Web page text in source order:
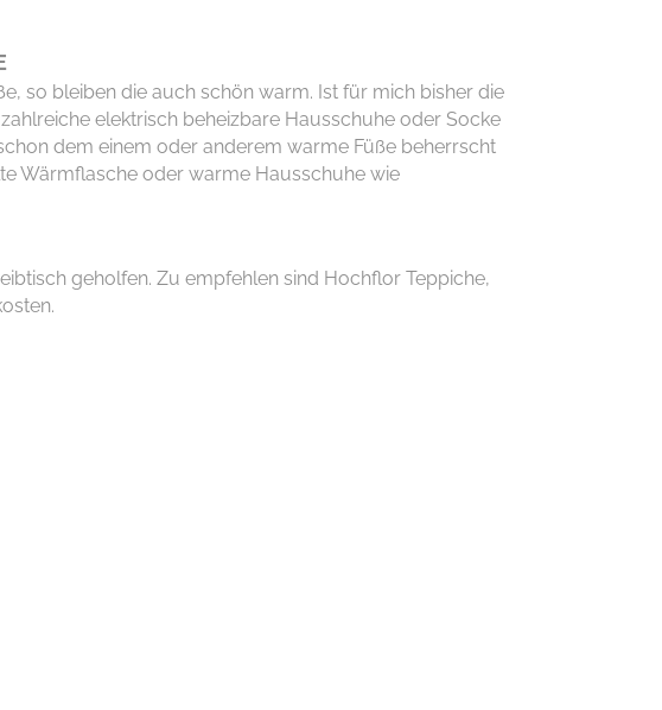
so bleiben die auch schön warm. Ist für mich bisher die
elektrisch beheizbare Hausschuhe oder Socke
dem einem oder anderem warme Füße beherrscht
Wärmflasche oder warme Hausschuhe wie
geholfen. Zu empfehlen sind Hochflor Teppiche,